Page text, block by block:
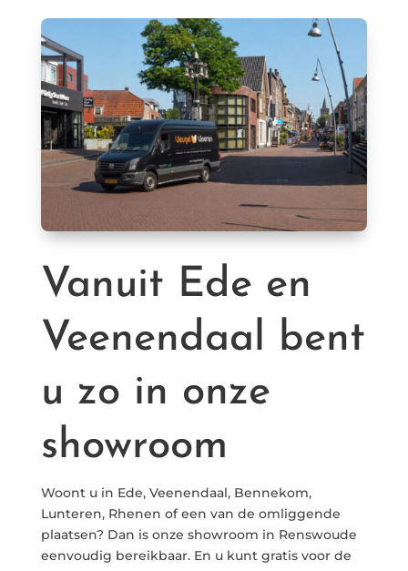
Vanuit Ede en
Veenendaal bent
u zo in onze
showroom
Woont u in Ede, Veenendaal, Bennekom,
Lunteren, Rhenen of een van de omliggende
plaatsen? Dan is onze showroom in Renswoude
eenvoudig bereikbaar. En u kunt gratis voor de